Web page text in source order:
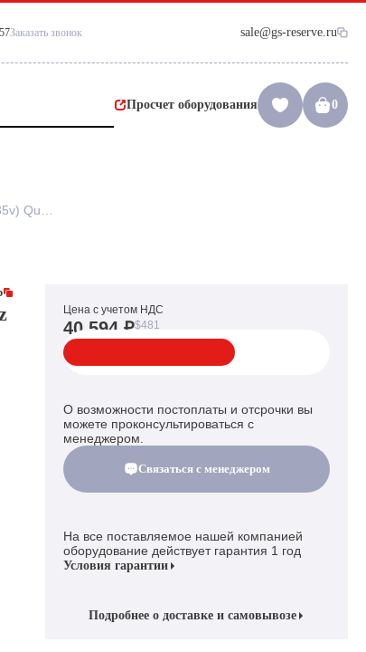
Заказать звонок sale@gs-reserve.ru
Просчет оборудования 0
Цена с учетом НДС
40 594 ₽$481
О возможности постоплаты и отсрочки вы
можете проконсультироваться с
менеджером.
Связаться с менеджером
На все поставляемое нашей компанией
оборудование действует гарантия 1 год
Условия гарантии
Подробнее о доставке и самовывозе